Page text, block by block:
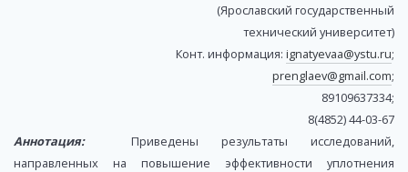
(Ярославский государственный
технический университет)
Конт. информация: ignatyevaa@ystu.ru;
prenglaev@gmail.com;
89109637334;
8(4852) 44-03-67
Аннотация:Приведены результаты исследований,
направленных на повышение эффективности уплотнения